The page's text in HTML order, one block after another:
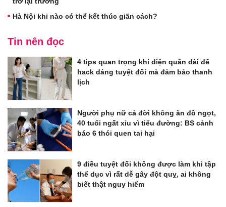
Hà Nội khi nào có thể kết thúc giãn cách?
Tin nên đọc
4 tips quan trọng khi diện quần dài để
hack dáng tuyệt đối mà đảm bảo thanh
lịch
Người phụ nữ cả đời không ăn đồ ngọt,
40 tuổi ngất xỉu vì tiểu đường: BS cảnh
báo 6 thói quen tai hại
9 điều tuyệt đối không được làm khi tập
thể dục vì rất dễ gây đột quỵ, ai không
biết thật nguy hiểm